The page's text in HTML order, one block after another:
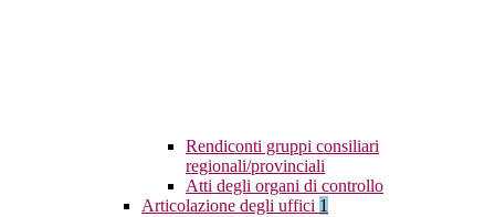
Rendiconti gruppi consiliari
regionali/provinciali
Atti degli organi di controllo
Articolazione degli uffici 1